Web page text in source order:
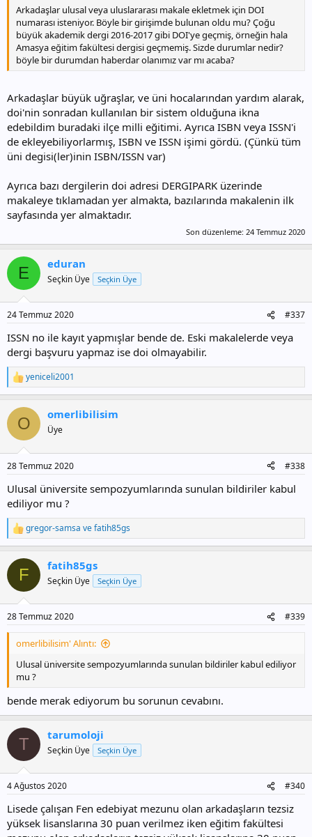
Arkadaşlar ulusal veya uluslararası makale ekletmek için DOI
numarası isteniyor. Böyle bir girişimde bulunan oldu mu? Çoğu
büyük akademik dergi 2016-2017 gibi DOI'ye geçmiş, örneğin hala
Amasya eğitim fakültesi dergisi geçmemiş. Sizde durumlar nedir?
böyle bir durumdan haberdar olanımız var mı acaba?
Arkadaşlar büyük uğraşlar, ve üni hocalarından yardım alarak,
doi'nin sonradan kullanılan bir sistem olduğuna ikna
edebildim buradaki ilçe milli eğitimi. Ayrıca ISBN veya ISSN'i
de ekleyebiliyorlarmış, ISBN ve ISSN işimi gördü. (Çünkü tüm
üni degisi(ler)inin ISBN/ISSN var)
Ayrıca bazı dergilerin doi adresi DERGIPARK üzerinde
makaleye tıklamadan yer almakta, bazılarında makalenin ilk
sayfasında yer almaktadır.
Son düzenleme: 24 Temmuz 2020
E eduran
Seçkin Üye Seçkin Üye
24 Temmuz 2020 #337
ISSN no ile kayıt yapmışlar bende de. Eski makalelerde veya
dergi başvuru yapmaz ise doi olmayabilir.
T
e
k
l
:
yeniceli2001
O omerlibilisim
Üye
28 Temmuz 2020 #338
Ulusal üniversite sempozyumlarında sunulan bildiriler kabul
ediliyor mu ?
T
e
k
l
:
gregor-samsa vefatih85gs
F fatih85gs
Seçkin Üye Seçkin Üye
28 Temmuz 2020 #339
omerlibilisim' Alıntı:
Ulusal üniversite sempozyumlarında sunulan bildiriler kabul ediliyor
mu ?
bende merak ediyorum bu sorunun cevabını.
T tarumoloji
Seçkin Üye Seçkin Üye
4 Ağustos 2020 #340
Lisede çalışan Fen edebiyat mezunu olan arkadaşların tezsiz
yüksek lisanslarına 30 puan verilmez iken eğitim fakültesi